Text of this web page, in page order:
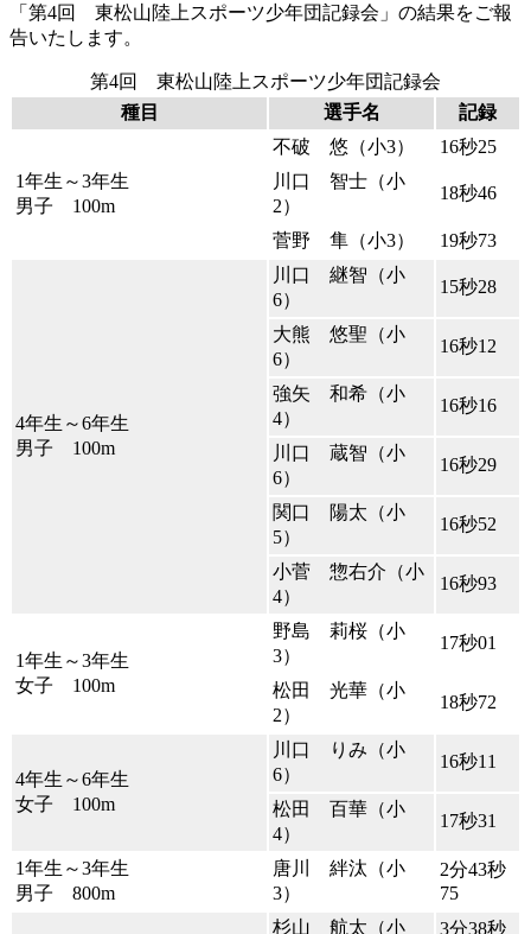
「第4回 東松山陸上スポーツ少年団記録会」の結果をご報
告いたします。
第4回 東松山陸上スポーツ少年団記録会
種目
選手名 記録
1年生～3年生
男子 100m
不破 悠（小3）
16秒25
川口 智士（小
2）
18秒46
菅野 隼（小3） 19秒73
4年生～6年生
男子 100m
川口 継智（小
6）
15秒28
大熊 悠聖（小
6）
16秒12
強矢 和希（小
4）
16秒16
川口 蔵智（小
6）
16秒29
関口 陽太（小
5）
16秒52
小菅 惣右介（小
4）
16秒93
1年生～3年生
女子 100m
野島 莉桜（小
3）
17秒01
松田 光華（小
2）
18秒72
4年生～6年生
女子 100m
川口 りみ（小
6）
16秒11
松田 百華（小
4）
17秒31
1年生～3年生
男子 800m
唐川 絆汰（小
3）
2分43秒
75
杉山 航太（小
3分38秒